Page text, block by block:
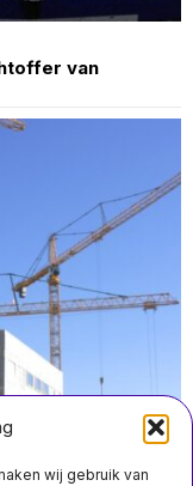
wij gebruik van
van